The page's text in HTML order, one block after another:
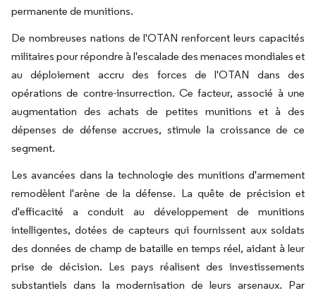
permanente de munitions.
De nombreuses nations de l'OTAN renforcent leurs capacités
militaires pour répondre à l'escalade des menaces mondiales et
au déploiement accru des forces de l'OTAN dans des
opérations de contre-insurrection. Ce facteur, associé à une
augmentation des achats de petites munitions et à des
dépenses de défense accrues, stimule la croissance de ce
segment.
Les avancées dans la technologie des munitions d'armement
remodèlent l'arène de la défense. La quête de précision et
d'efficacité a conduit au développement de munitions
intelligentes, dotées de capteurs qui fournissent aux soldats
des données de champ de bataille en temps réel, aidant à leur
prise de décision. Les pays réalisent des investissements
substantiels dans la modernisation de leurs arsenaux. Par